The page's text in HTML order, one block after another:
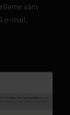
vám
e-mail.